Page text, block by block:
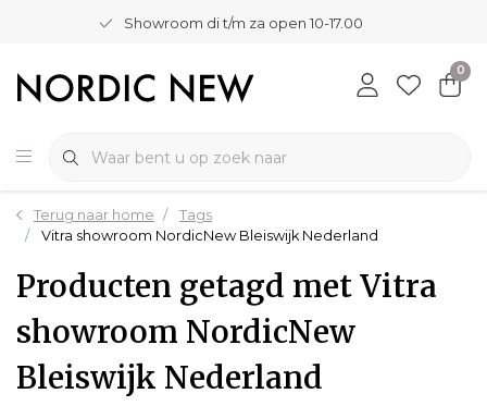
Showroom di t/m za open 10-17.00
0
Terug naar home
Tags
Vitra showroom NordicNew Bleiswijk Nederland
Producten getagd met Vitra
showroom NordicNew
Bleiswijk Nederland